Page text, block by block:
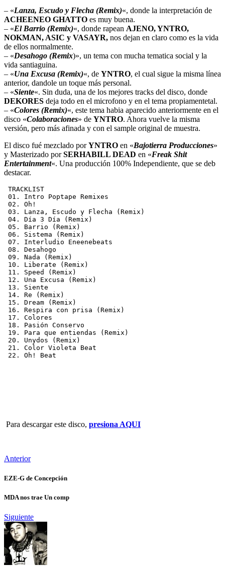
– «Lanza, Escudo y Flecha (Remix)«, donde la interpretación de
ACHEENEO GHATTO es muy buena.
– «El Barrio (Remix)«, donde rapean AJENO, YNTRO,
NOKMAN, ASIC y VASAYR, nos dejan en claro como es la vida
de ellos normalmente.
– «Desahogo (Remix)», un tema con mucha tematica social y la
vida santiaguina.
– «Una Excusa (Remix)«, de YNTRO, el cual sigue la misma línea
anterior, dandole un toque más personal.
– «Siente«. Sin duda, una de los mejores tracks del disco, donde
DEKORES deja todo en el microfono y en el tema propiamentetal.
– «Colores (Remix)«, este tema habia aparecido anteriormente en el
disco «Colaboraciones» de YNTRO. Ahora vuelve la misma
versión, pero más afinada y con el sample original de muestra.
El disco fué mezclado porYNTRO en «Bajotierra Producciones»
y Masterizado porSERHABILL DEAD en «Freak Shit
Entertainment«. Una producción 100% Independiente, que se deb
destacar.
TRACKLIST
01. Intro Poptape Remixes
02. Oh!
03. Lanza, Escudo y Flecha (Remix)
04. Día 3 Día (Remix)
05. Barrio (Remix)
06. Sistema (Remix)
07. Interludio Eneenebeats
08. Desahogo
09. Nada (Remix)
10. Liberate (Remix)
11. Speed (Remix)
12. Una Excusa (Remix)
13. Siente
14. Re (Remix)
15. Dream (Remix)
16. Respira con prisa (Remix)
17. Colores
18. Pasión Conservo
19. Para que entiendas (Remix)
20. Unydos (Remix)
21. Color Violeta Beat
22. Oh! Beat
Para descargar este disco, presiona AQUI
Anterior
EZE-G de Concepción
MDA nos trae Un comp
Siguiente